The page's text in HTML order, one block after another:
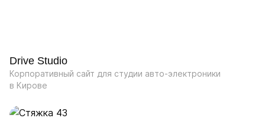
Drive Studio
Корпоративный сайт для студии авто-электроники
в Кирове